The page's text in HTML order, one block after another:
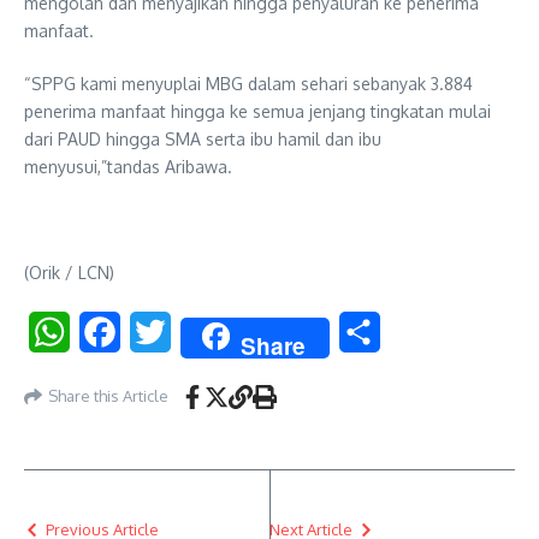
manfaat.
“SPPG kami menyuplai MBG dalam sehari sebanyak 3.884
penerima manfaat hingga ke semua jenjang tingkatan mulai
dari PAUD hingga SMA serta ibu hamil dan ibu
menyusui,”tandas Aribawa.
(Orik / LCN)
WhatsAppFacebookTwitter Share
Share this Article
Previous Article Next Article